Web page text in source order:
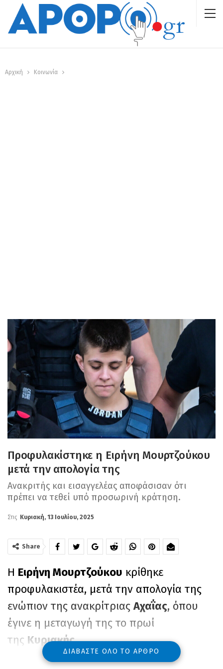
Αρχική Κοινωνία
Προφυλακίστηκε η Ειρήνη Μουρτζούκου
μετά την απολογία της
Ανακριτής και εισαγγελέας αποφάσισαν ότι
πρέπει να τεθεί υπό προσωρινή κράτηση.
Στις Κυριακή, 13 Ιουλίου, 2025
Share
Η Ειρήνη Μουρτζούκου κρίθηκε
προφυλακιστέα, μετά την απολογία της
ενώπιον της ανακρίτριαςΑχαΐας, όπου
έγινε η μεταγωγή της το πρωί
της Κυριακής.
Σύμφωνα με πληροφορίες, η25χρονη
ΔΙΑΒΆΣΤΕ ΌΛΟ ΤΟ ΆΡΘΡΟ